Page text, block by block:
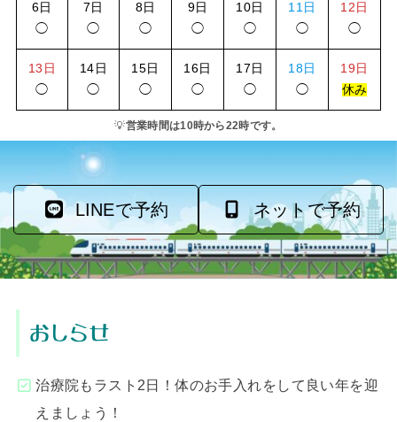
6日
◯
7日
◯
8日
◯
9日
◯
10日
◯
11日
◯
12日
◯
13日
◯
14日
◯
15日
◯
16日
◯
17日
◯
18日
◯
19日
休み
💡営業時間は10時から22時です。
LINEで予約 ネットで予約
おしらせ
治療院もラスト2日！体のお手入れをして良い年を迎
えましょう！